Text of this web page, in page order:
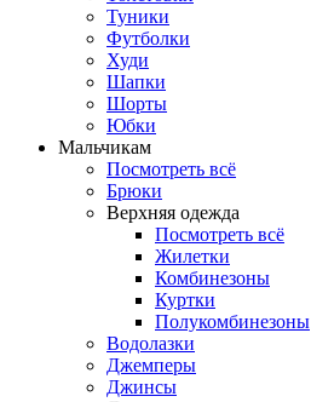
Туники
Футболки
Худи
Шапки
Шорты
Юбки
Мальчикам
Посмотреть всё
Брюки
Верхняя одежда
Посмотреть всё
Жилетки
Комбинезоны
Куртки
Полукомбинезоны
Водолазки
Джемперы
Джинсы